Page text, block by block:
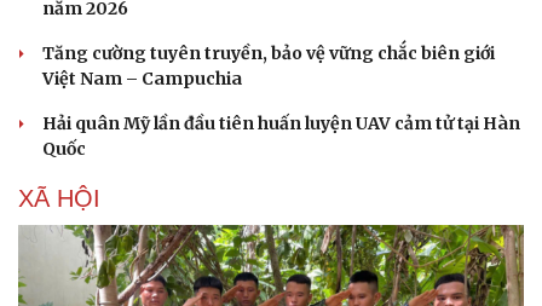
năm 2026
Tăng cường tuyên truyền, bảo vệ vững chắc biên giới
Việt Nam – Campuchia
Hải quân Mỹ lần đầu tiên huấn luyện UAV cảm tử tại Hàn
Quốc
XÃ HỘI